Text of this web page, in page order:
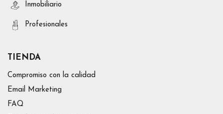
Inmobiliario
Profesionales
TIENDA
Compromiso con la calidad
Email Marketing
FAQ